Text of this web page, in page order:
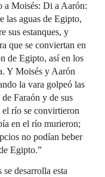
a Moisés: Di a Aarón:
las aguas de Egipto,
sus estanques, y
que se conviertan en
de Egipto, así en los
Y Moisés y Aarón
la vara golpeó las
Faraón y de sus
el río se convirtieron
en el río murieron;
no podían beber
Egipto.”
desarrolla esta